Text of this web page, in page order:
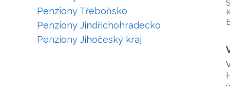
Penziony Třeboňsko
Penziony Jindřichohradecko
Penziony Jihočeský kraj